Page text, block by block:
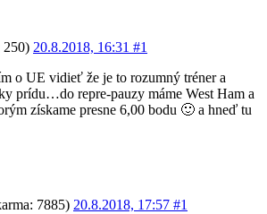
250) 20.8.2018, 16:31 #1
o UE vidieť že je to rozumný tréner a
prídu…do repre-pauzy máme West Ham a
získame presne 6,00 bodu 🙂 a hneď tu
7885) 20.8.2018, 17:57 #1